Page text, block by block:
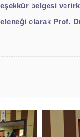
belgesi
olarak Prof.